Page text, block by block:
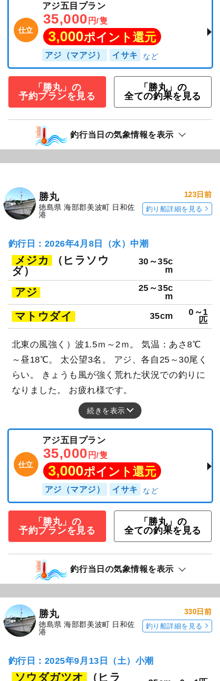
仕立
アジ五目プラン
35,000 円/隻
3,000ポイント還元
アジ（マアジ） イサキ
「勝丸」の
予約プランを見る
「勝丸」の
全ての釣果を見る
釣行当日の気象情報を表示
勝丸
徳島県 海部郡美波町 日和佐
港
123日前
釣り船詳細を見る
釣行日：2026年4月8日（水）中潮
メジカ
（ヒラソウ
ダ）
30～35c
m
アジ
25～35c
m
マトウダイ 35cm
0～1
匹
北東の風強く）波1.5ｍ～2ｍ。 気温：あさ8℃
～昼18℃。 太公望3名。 アジ、各自25～30尾く
らい。 きょうも風が強く荒れた状況での釣りに
なりました。 お疲れ様です。
続きを表示
仕立
アジ五目プラン
35,000 円/隻
3,000ポイント還元
アジ（マアジ） イサキ
「勝丸」の
予約プランを見る
「勝丸」の
全ての釣果を見る
釣行当日の気象情報を表示
勝丸
徳島県 海部郡美波町 日和佐
港
330日前
釣り船詳細を見る
釣行日：2025年9月13日（土）小潮
ソウダガツオ （ヒラ